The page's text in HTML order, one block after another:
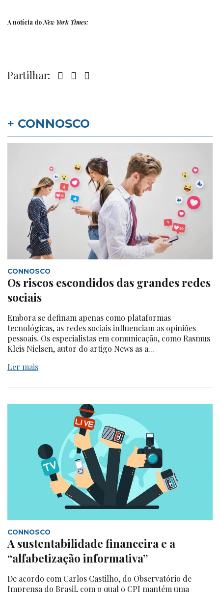
A notícia doNew York Times:
Partilhar:
+ CONNOSCO
CONNOSCO
Os riscos escondidos das grandes redes
sociais
Embora se definam apenas como plataformas
tecnológicas, as redes sociais influenciam as opiniões
pessoais. Os especialistas em comunicação, como Rasmus
Kleis Nielsen, autor do artigo News as a...
Ler mais
CONNOSCO
A sustentabilidade financeira e a
“alfabetização informativa”
De acordo com Carlos Castilho, do Observatório de
Imprensa do Brasil, com o qual o CPI mantém uma